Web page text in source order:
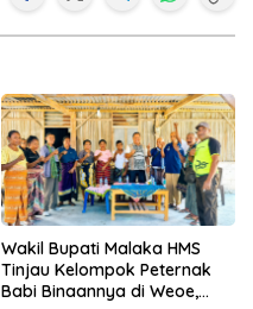
Wakil Bupati Malaka HMS
Tinjau Kelompok Peternak
Babi Binaannya di Weoe,